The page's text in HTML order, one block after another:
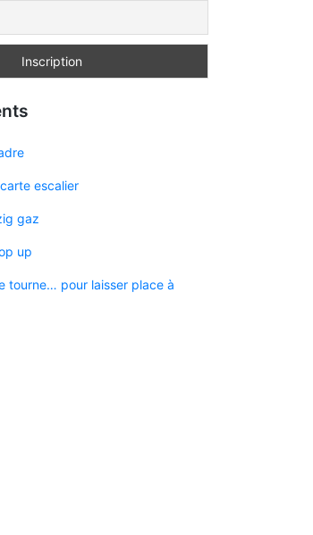
escalier
gaz
up
tourne… pour laisser place à